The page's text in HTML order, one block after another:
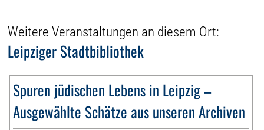
Weitere Veranstaltungen an diesem Ort:
Leipziger Stadtbibliothek
Spuren jüdischen Lebens in Leipzig –
Ausgewählte Schätze aus unseren Archiven